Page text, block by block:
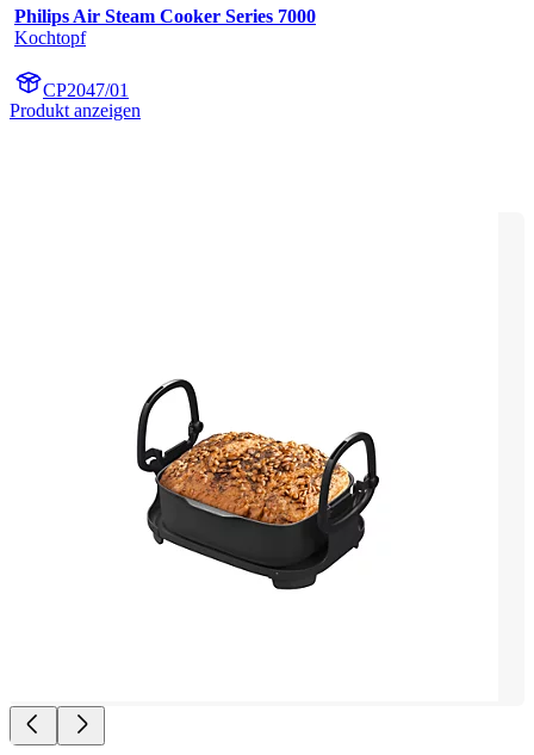
Philips Air Steam Cooker Series 7000
Kochtopf
CP2047/01
Produkt anzeigen